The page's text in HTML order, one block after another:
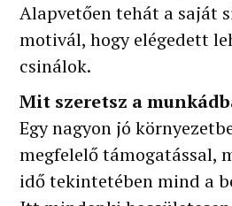
Alapvetően tehát a saját
motivál, hogy elégedett
csinálok.
Mit szeretsz a
Egy nagyon jó
megfelelő támogatással,
idő tekintetében mind a